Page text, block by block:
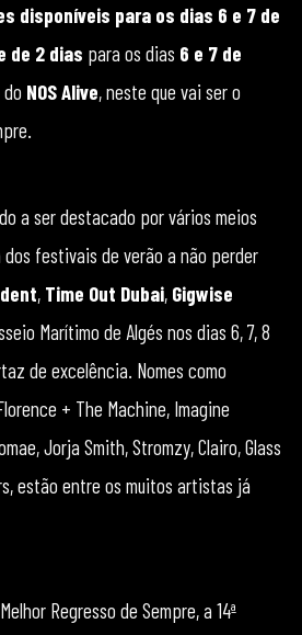
disponíveis para os dias 6 e 7 de
de 2 dias para os dias 6 e 7 de
NOS Alive, neste que vai ser o
a ser destacado por vários meios
festivais de verão a não perder
, Time Out Dubai, Gigwise
Marítimo de Algés nos dias 6, 7, 8
de excelência. Nomes como
+ The Machine, Imagine
Jorja Smith, Stromzy, Clairo, Glass
estão entre os muitos artistas já
Regresso de Sempre, a 14ª